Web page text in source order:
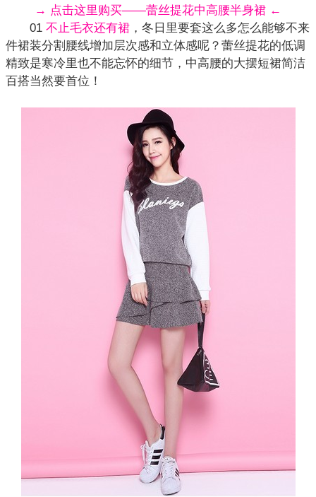
→ 点击这里购买——蕾丝提花中高腰半身裙 ←
01 不止毛衣还有裙 ，冬日里要套这么多怎么能够不来
件裙装分割腰线增加层次感和立体感呢？蕾丝提花的低调
精致是寒冷里也不能忘怀的细节，中高腰的大摆短裙简洁
百搭当然要首位！